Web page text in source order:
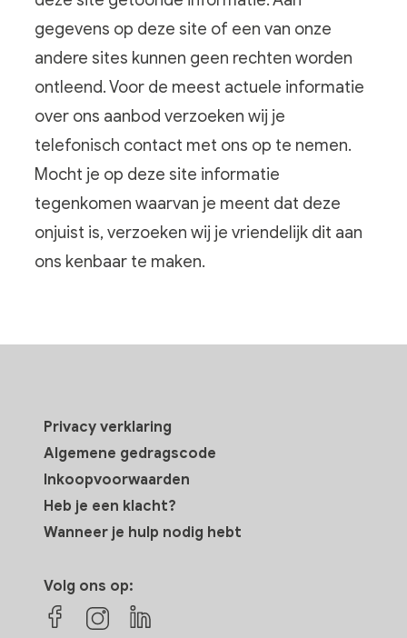
gegevens op deze site of een van onze
andere sites kunnen geen rechten worden
ontleend. Voor de meest actuele informatie
over ons aanbod verzoeken wij je
telefonisch contact met ons op te nemen.
Mocht je op deze site informatie
tegenkomen waarvan je meent dat deze
onjuist is, verzoeken wij je vriendelijk dit aan
ons kenbaar te maken.
Privacy verklaring
Algemene gedragscode
Inkoopvoorwaarden
Heb je een klacht?
Wanneer je hulp nodig hebt
Volg ons op: